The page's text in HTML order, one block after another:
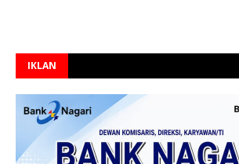
IKLAN